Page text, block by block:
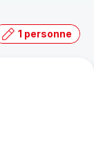
1 personne